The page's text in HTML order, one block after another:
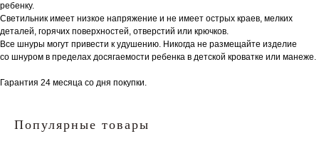
ребенку.
Светильник имеет низкое напряжение и не имеет острых краев, мелких
деталей, горячих поверхностей, отверстий или крючков.
Все шнуры могут привести к удушению. Никогда не размещайте изделие
со шнуром в пределах досягаемости ребенка в детской кроватке или манеже.
Гарантия 24 месяца со дня покупки.
Популярные товары